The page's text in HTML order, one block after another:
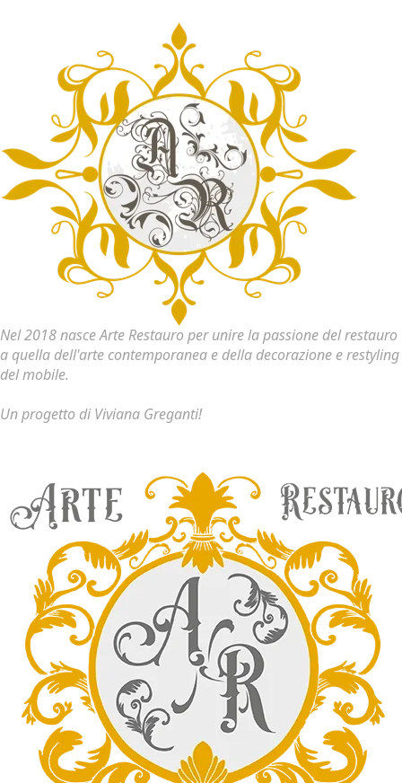
Nel 2018 nasce Arte Restauro per unire la passione del restauro
a quella dell'arte contemporanea e della decorazione e restyling
del mobile.
Un progetto di Viviana Greganti!